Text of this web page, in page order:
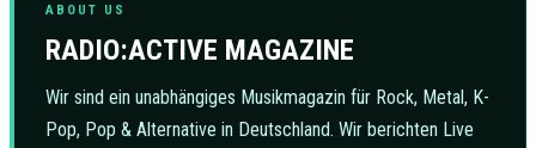
ABOUT US
RADIO:ACTIVE MAGAZINE
Wir sind ein unabhängiges Musikmagazin für Rock, Metal, K-
Pop, Pop & Alternative in Deutschland. Wir berichten Live